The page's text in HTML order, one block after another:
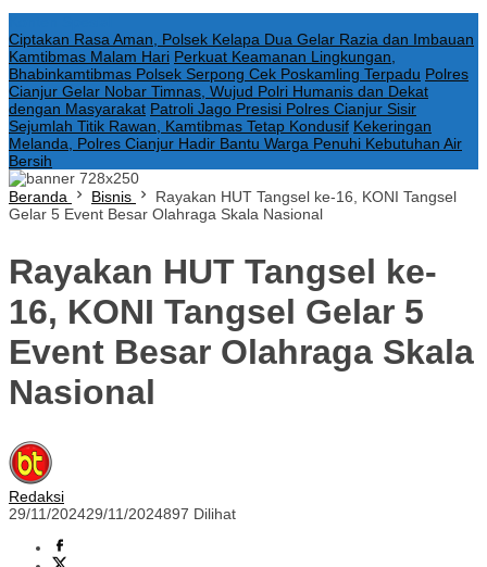
Ciptakan Rasa Aman, Polsek Kelapa Dua Gelar Razia dan Imbauan
Kamtibmas Malam Hari Perkuat Keamanan Lingkungan,
Bhabinkamtibmas Polsek Serpong Cek Poskamling Terpadu Polres
Cianjur Gelar Nobar Timnas, Wujud Polri Humanis dan Dekat
dengan Masyarakat Patroli Jago Presisi Polres Cianjur Sisir
Sejumlah Titik Rawan, Kamtibmas Tetap Kondusif Kekeringan
Melanda, Polres Cianjur Hadir Bantu Warga Penuhi Kebutuhan Air
Bersih
Beranda Bisnis
Rayakan HUT Tangsel ke-16, KONI Tangsel
Gelar 5 Event Besar Olahraga Skala Nasional
Rayakan HUT Tangsel ke-
16, KONI Tangsel Gelar 5
Event Besar Olahraga Skala
Nasional
Redaksi
29/11/202429/11/2024897 Dilihat